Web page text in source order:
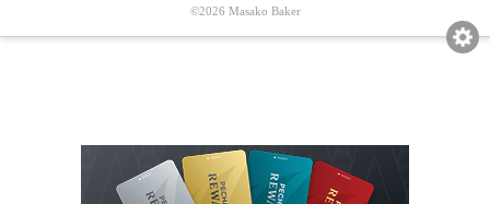
©2026 Masako Baker